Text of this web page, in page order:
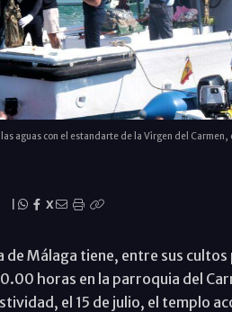
aguas con el estandarte de la Virgen del
X
Málaga tiene, entre sus
horas en la parroquia del
el 15 de julio, el templo